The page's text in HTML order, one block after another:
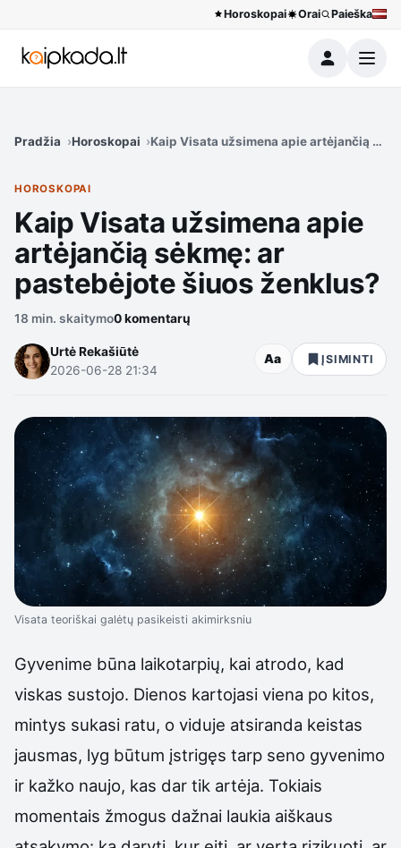
Horoskopai Orai Paieška
Meniu
Pradžia Horoskopai Kaip Visata užsimena apie artėjančią
HOROSKOPAI
Kaip Visata užsimena apie
artėjančią sėkmę: ar
pastebėjote šiuos ženklus?
18 min. skaitymo0 komentarų
Urtė Rekašiūtė
2026-06-28 21:34
Aa ĮSIMINTI
Visata teoriškai galėtų pasikeisti akimirksniu
Gyvenime būna laikotarpių, kai atrodo, kad
viskas sustojo. Dienos kartojasi viena po kitos,
mintys sukasi ratu, o viduje atsiranda keistas
jausmas, lyg būtum įstrigęs tarp seno gyvenimo
ir kažko naujo, kas dar tik artėja. Tokiais
momentais žmogus dažnai laukia aiškaus